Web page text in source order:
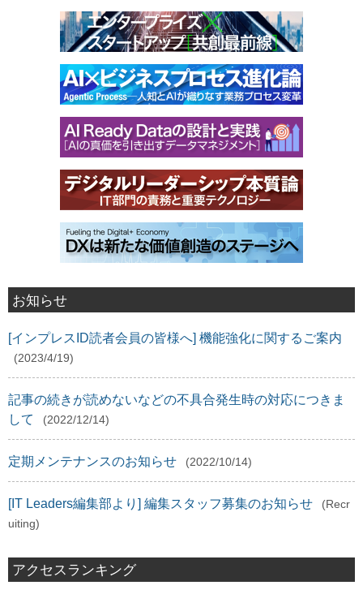
お知らせ
[インプレスID読者会員の皆様へ] 機能強化に関するご案内
(2023/4/19)
記事の続きが読めないなどの不具合発生時の対応につきま
して
(2022/12/14)
定期メンテナンスのお知らせ (2022/10/14)
[IT Leaders編集部より] 編集スタッフ募集のお知らせ
(Recr
uiting)
アクセスランキング